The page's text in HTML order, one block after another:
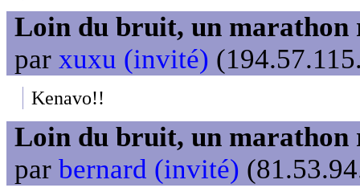
Loin du bruit, un marathon
par xuxu (invité)
Kenavo!!
Loin du bruit, un marathon
par bernard (invité)